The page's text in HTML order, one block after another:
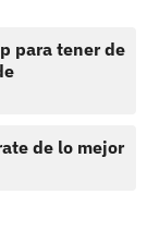
para tener de
de lo mejor